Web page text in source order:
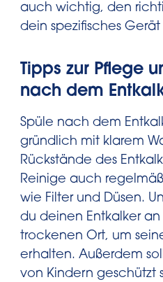
auch wichtig, den
dein spezifisches
Tipps zur Pflege
nach dem
Spüle nach dem
gründlich mit klarem
Rückstände des
Reinige auch
wie Filter und Düsen.
du deinen Entkalker
trockenen Ort, um
erhalten. Außerdem
von Kindern geschützt